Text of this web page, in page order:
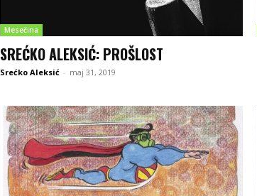
Mesečina
SREĆKO ALEKSIĆ: PROŠLOST
Srećko Aleksić - maj 31, 2019